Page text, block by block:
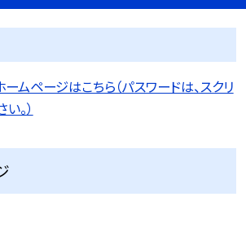
ムページはこちら（パスワードは、スクリ
。）